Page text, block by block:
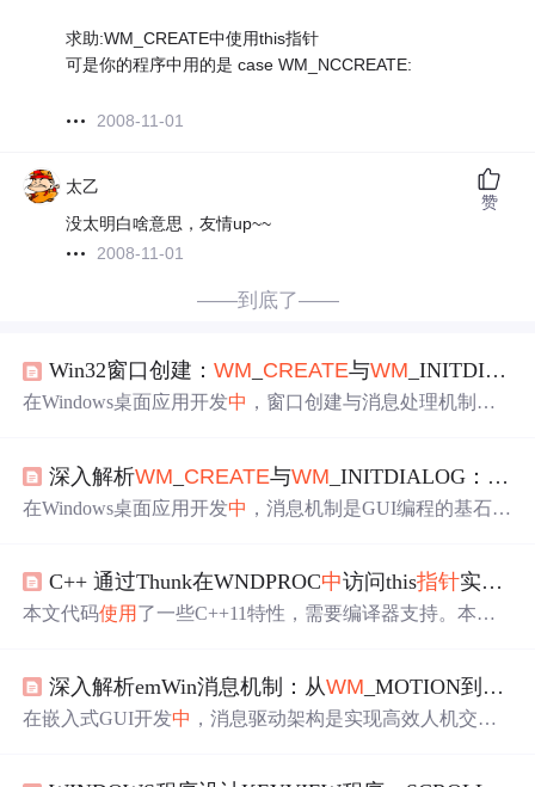
求助:WM_CREATE中使用this指针
可是你的程序中用的是 case WM_NCCREATE:
2008-11-01
太乙
没太明白啥意思，友情up~~
2008-11-01
赞
——到底了——
Win32窗口创建：WM CREATE与WM _INITDIALOG消息机制深度解析
在Windows桌面应用开发中 ，窗口创建与消息处理机制是G
队列化两种传递方式。理解这一原理对于实现稳定、高效
的界面至关重要，尤其在处理窗口初始化和控件操作时。
建。而WM_INITDIALOG消息则专用于对话框，在所有子
控件创建完毕后、窗口显示前触发，是安全初始化控件状
态的黄金时机。掌握这两个关键消息的触发
深入解析WM CREATE与WM _INITDIALOG：Windows窗口创建与消息机制核心原理
在Windows桌面应用开发中 ，消息机制是GUI编程的基石，
事件响应，实现用户交互。理解这一机制的技术价值在
于，它是构建稳定、高效图形界面的基础，直接影响程序
都至关重要。本文聚焦于WM_CREATE和 WM_INITDIAL
OG这两个在**窗口创建**和**对话框初始化**阶段的核心
消息，通过对比它们的触发
C++ 通过Thunk在WNDPROC中访问this指针实现细节
本文代码使用 了一些C++11特性，需要编译器支持。本文
文《C++ 通过Thunk在WNDPROC中访问this指针》 首先定
义我们的window类，该类实现对一个Win32窗口句柄的封
深入解析emWin消息机制：从WM _MOTION到ToolTip的高级交互实现
在嵌入式GUI开发中 ，消息驱动架构是实现高效人机交互